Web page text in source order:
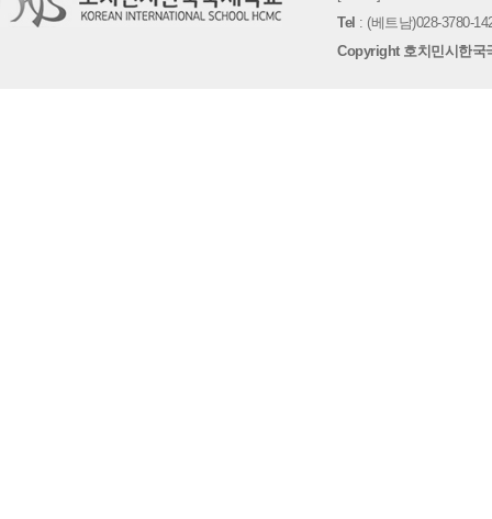
Tel : (베트남)028-3780-
Copyright 호치민시한국